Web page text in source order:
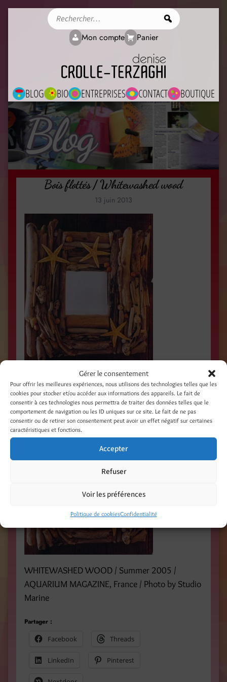
Gérer le consentement
Pour offrir les meilleures expériences, nous utilisons des technologies telles que les
cookies pour stocker et/ou accéder aux informations des appareils. Le fait de
consentir à ces technologies nous permettra de traiter des données telles que le
comportement de navigation ou les ID uniques sur ce site. Le fait de ne pas
consentir ou de retirer son consentement peut avoir un effet négatif sur certaines
caractéristiques et fonctions.
Accepter
Refuser
Voir les préférences
Politique de cookiesConfidentialité
BLOG BIO ENTREPRISES CONTACT BOUTIQUE
Mon compte Panier
Blog
Bois flottés / Whitewashed wood
13 juin 2013
BOIS FLOTTÉS / Été 2005 / AQUARIUM
MAGAZINE, France / Photo Studio Marine /
WHITEWASHED WOOD / Summer 2005 /
AQUARIUM MAGAZINE, France / Photo by Studio
Marine
Partager :
Facebook
Threads
LinkedIn Pinterest